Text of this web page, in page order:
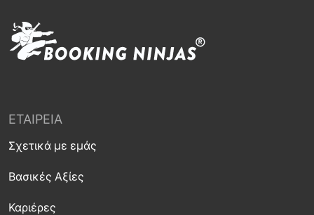
ΕΤΑΙΡΕΊΑ
Σχετικά με εμάς
Βασικές Αξίες
Καριέρες